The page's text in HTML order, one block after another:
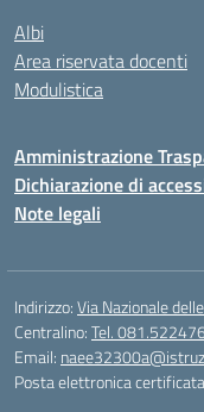
Albi
Area riservata docenti
Modulistica
Amministrazione
Dichiarazione di
Note legali
Indirizzo:Via Nazionale
Centralino:Tel.
Email:
Posta elettronica